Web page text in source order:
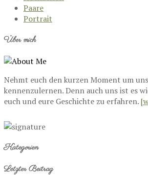
Paare
Portrait
Über mich
Nehmt euch den kurzen Moment um
kennenzulernen. Denn auch uns ist es
euch und eure Geschichte zu erfahren.
Kategorien
Letzter Beitrag